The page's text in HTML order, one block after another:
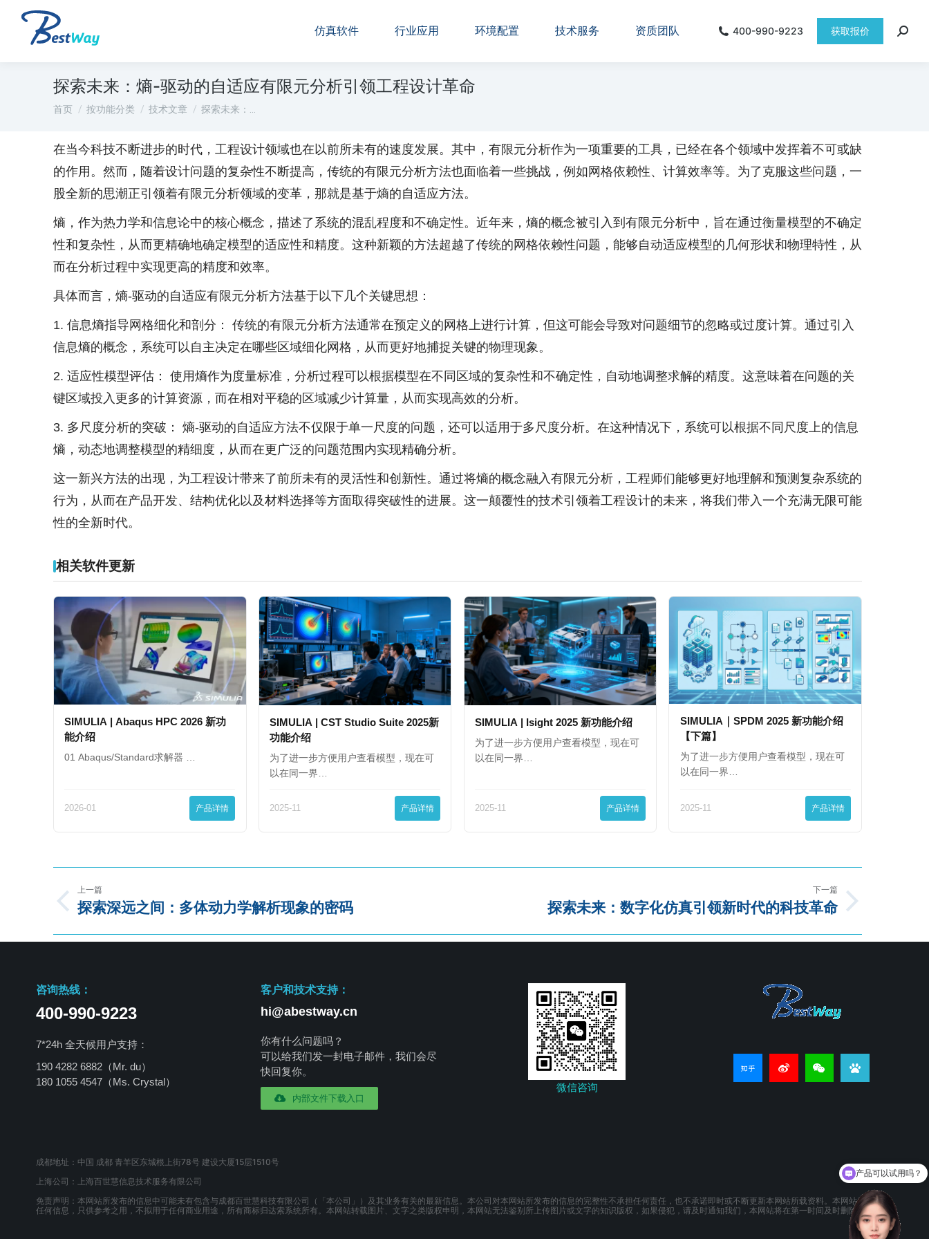
仿真软件 行业应用 环境配置 技术服务 资质团队 400-990-9223 获取报价
探索未来：熵-驱动的自适应有限元分析引领工程设计革命
您在这里：
首页 按功能分类 技术文章 探索未来：…
在当今科技不断进步的时代，工程设计领域也在以前所未有的速度发展。其中，有限元分析作为一项重要的工具，已经在各个领域中发挥着不可或缺
的作用。然而，随着设计问题的复杂性不断提高，传统的有限元分析方法也面临着一些挑战，例如网格依赖性、计算效率等。为了克服这些问题，一
股全新的思潮正引领着有限元分析领域的变革，那就是基于熵的自适应方法。
熵，作为热力学和信息论中的核心概念，描述了系统的混乱程度和不确定性。近年来，熵的概念被引入到有限元分析中，旨在通过衡量模型的不确定
性和复杂性，从而更精确地确定模型的适应性和精度。这种新颖的方法超越了传统的网格依赖性问题，能够自动适应模型的几何形状和物理特性，从
而在分析过程中实现更高的精度和效率。
具体而言，熵-驱动的自适应有限元分析方法基于以下几个关键思想：
1. 信息熵指导网格细化和剖分： 传统的有限元分析方法通常在预定义的网格上进行计算，但这可能会导致对问题细节的忽略或过度计算。通过引入
信息熵的概念，系统可以自主决定在哪些区域细化网格，从而更好地捕捉关键的物理现象。
2. 适应性模型评估： 使用熵作为度量标准，分析过程可以根据模型在不同区域的复杂性和不确定性，自动地调整求解的精度。这意味着在问题的关
键区域投入更多的计算资源，而在相对平稳的区域减少计算量，从而实现高效的分析。
3. 多尺度分析的突破： 熵-驱动的自适应方法不仅限于单一尺度的问题，还可以适用于多尺度分析。在这种情况下，系统可以根据不同尺度上的信息
熵，动态地调整模型的精细度，从而在更广泛的问题范围内实现精确分析。
这一新兴方法的出现，为工程设计带来了前所未有的灵活性和创新性。通过将熵的概念融入有限元分析，工程师们能够更好地理解和预测复杂系统的
行为，从而在产品开发、结构优化以及材料选择等方面取得突破性的进展。这一颠覆性的技术引领着工程设计的未来，将我们带入一个充满无限可能
性的全新时代。
相关软件更新
SIMULIA | Abaqus HPC 2026 新功
能介绍
01 Abaqus/Standard求解器 …
2026-01 产品详情
SIMULIA | CST Studio Suite 2025新
功能介绍
为了进一步方便用户查看模型，现在可
以在同一界…
2025-11 产品详情
SIMULIA | Isight 2025 新功能介绍
为了进一步方便用户查看模型，现在可
以在同一界…
2025-11 产品详情
SIMULIA｜SPDM 2025 新功能介绍
【下篇】
为了进一步方便用户查看模型，现在可
以在同一界…
2025-11 产品详情
上一篇
探索深远之间：多体动力学解析现象的密码
下一篇
探索未来：数字化仿真引领新时代的科技革命
咨询热线：
400-990-9223
7*24h 全天候用户支持：
190 4282 6882（Mr. du）
180 1055 4547 （Ms. Crystal）
客户和技术支持：
hi@abestway.cn
你有什么问题吗？
可以给我们发一封电子邮件，我们会尽
快回复你。
内部文件下载入口
微信咨询
成都地址：中国 成都 青羊区东城根上街78号 建设大厦15层1510号
上海公司：上海百世慧信息技术服务有限公司
免责声明：本网站所发布的信息中可能未有包含与成都百世慧科技有限公司（「本公司」）及其业务有关的最新信息。本公司对本网站所发布的信息的完整性不承担任何责任，也不承诺即时或不断更新本网站所载资料。本网站所提供的
任何信息，只供参考之用，不拟用于任何商业用途，所有商标归达索系统所有。本网站转载图片、文字之类版权申明，本网站无法鉴别所上传图片或文字的知识版权，如果侵犯，请及时通知我们，本网站将在第一时间及时删除。
产品可以试用吗？